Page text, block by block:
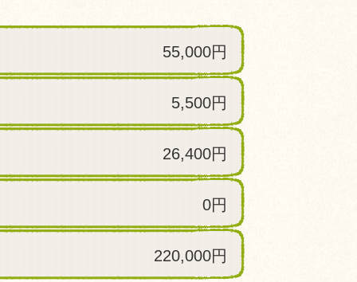
55,000円
5,500円
26,400円
0円
220,000円